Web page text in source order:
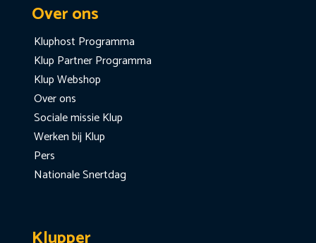
Over ons
Kluphost Programma
Klup Partner Programma
Klup Webshop
Over ons
Sociale missie Klup
Werken bij Klup
Pers
Nationale Snertdag